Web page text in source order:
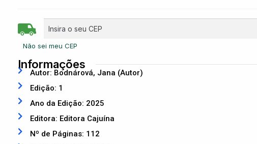
Não sei meu CEP
Informações
Autor: Bodnárová, Jana (Autor)
Edição: 1
Ano da Edição: 2025
Editora: Editora Cajuína
Nº de Páginas: 112